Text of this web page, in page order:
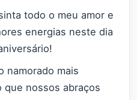
todo o meu amor e
energias neste dia
namorado mais
que nossos abraços